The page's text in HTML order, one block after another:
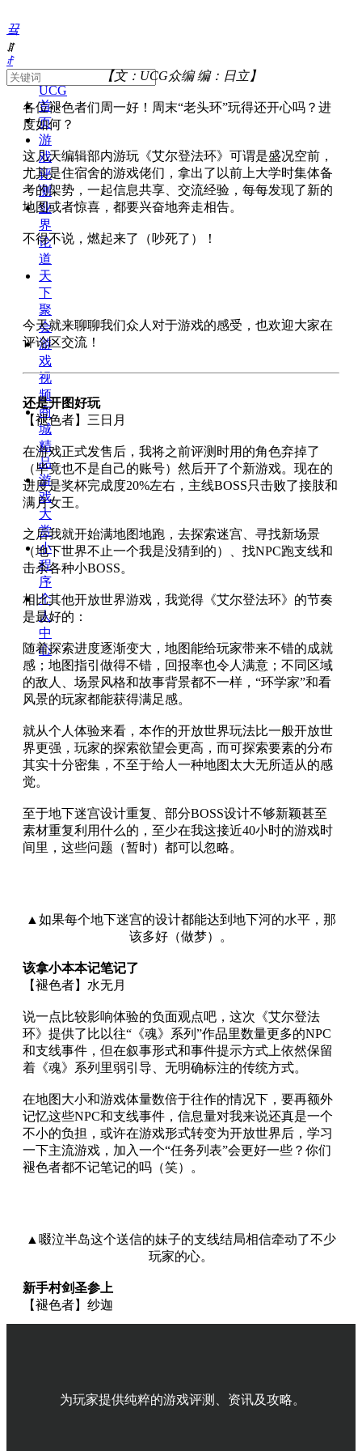
끀
ꁲ
About
UCG
首
页
游
戏
评
测
业
界
论
道
天
下
聚
会
游
戏
视
频
商
城
精
品
游
戏
大
赏
小
程
序
个
人
中
心
ꄙ
【文：UCG众编 编：日立】
各位褪色者们周一好！周末“老头环”玩得还开心吗？进
度如何？
这几天编辑部内游玩《艾尔登法环》可谓是盛况空前，
尤其是住宿舍的游戏佬们，拿出了以前上大学时集体备
考的架势，一起信息共享、交流经验，每每发现了新的
地图或者惊喜，都要兴奋地奔走相告。
不得不说，燃起来了（吵死了）！
今天就来聊聊我们众人对于游戏的感受，也欢迎大家在
评论区交流！
还是开图好玩
【褪色者】三日月
在游戏正式发售后，我将之前评测时用的角色弃掉了
（毕竟也不是自己的账号）然后开了个新游戏。现在的
进度是奖杯完成度20%左右，主线BOSS只击败了接肢和
满月女王。
之后我就开始满地图地跑，去探索迷宫、寻找新场景
（地下世界不止一个我是没猜到的）、找NPC跑支线和
击杀各种小BOSS。
相比其他开放世界游戏，我觉得《艾尔登法环》的节奏
是最好的：
随着探索进度逐渐变大，地图能给玩家带来不错的成就
感；地图指引做得不错，回报率也令人满意；不同区域
的敌人、场景风格和故事背景都不一样，“环学家”和看
风景的玩家都能获得满足感。
就从个人体验来看，本作的开放世界玩法比一般开放世
界更强，玩家的探索欲望会更高，而可探索要素的分布
其实十分密集，不至于给人一种地图太大无所适从的感
觉。
至于地下迷宫设计重复、部分BOSS设计不够新颖甚至
素材重复利用什么的，至少在我这接近40小时的游戏时
间里，这些问题（暂时）都可以忽略。
▲ 如果每个地下迷宫的设计都能达到地下河的水平，那
该多好（做梦）。
该拿小本本记笔记了
【褪色者】水无月
说一点比较影响体验的负面观点吧，这次《艾尔登法
环》提供了比以往“《魂》系列”作品里数量更多的NPC
和支线事件，但在叙事形式和事件提示方式上依然保留
着《魂》系列里弱引导、无明确标注的传统方式。
在地图大小和游戏体量数倍于往作的情况下，要再额外
记忆这些NPC和支线事件，信息量对我来说还真是一个
不小的负担，或许在游戏形式转变为开放世界后，学习
一下主流游戏，加入一个“任务列表”会更好一些？你们
褪色者都不记笔记的吗（笑）。
▲ 啜泣半岛这个送信的妹子的支线结局相信牵动了不少
玩家的心。
新手村剑圣参上
【褪色者】纱迦
为玩家提供纯粹的游戏评测、资讯及攻略。